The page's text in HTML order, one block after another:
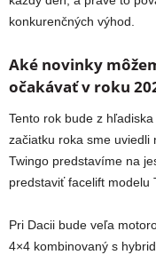
konkurenčných výhod.
Aké novinky
očakávať v roku
Tento rok bude z
začiatku roka sme uviedli
Twingo predstavíme na
predstaviť facelift modelu
Pri Dacii bude veľa
4×4 kombinovaný s